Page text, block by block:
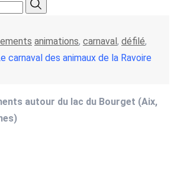
animations, carnaval, défilé,
carnaval des animaux de la Ravoire
autour du lac du Bourget (Aix,